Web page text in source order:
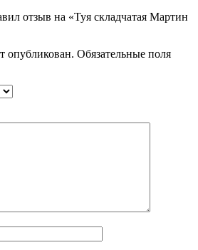
отзыв на «Туя складчатая Мартин
опубликован. Обязательные поля